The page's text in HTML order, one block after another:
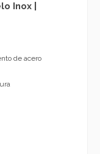
Inox |
de acero